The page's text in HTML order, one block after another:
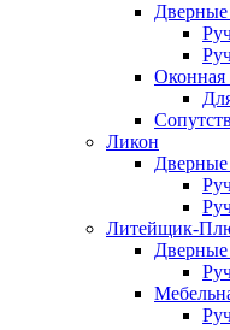
Дверные
Оконная
Ликон
Дверные
Литейщик-
Дверные